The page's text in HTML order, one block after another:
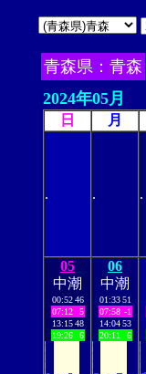
青森県：青森
2024年05月
日 月
. . .
05
中潮
00:52 46
07:12
5
13:15 48
19:26
6
06
中潮
01:33 51
07:58 -1
14:04 53
20:11
6